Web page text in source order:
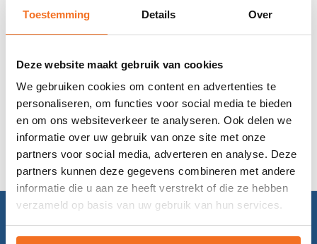
Toestemming Details Over
Deze website maakt gebruik van cookies
We gebruiken cookies om content en advertenties te
personaliseren, om functies voor social media te bieden
en om ons websiteverkeer te analyseren. Ook delen we
informatie over uw gebruik van onze site met onze
partners voor social media, adverteren en analyse. Deze
partners kunnen deze gegevens combineren met andere
informatie die u aan ze heeft verstrekt of die ze hebben
verzameld op basis van uw gebruik van hun services.
Contant betaling bij levering is pinnen tevens mogelijk. Als
dat onze chauffeur de bestelling komt bezorgen. De klant
is ervoor verantwoordelijk dit bedraggepast contant
betalen. Eventuele wisselgelden kunnen hierdoor niet
naderhand op Boxspringvoorraad worden verhaald.
Overmaken via de bank is tevens een mogelijkheid indien er
bewijs is van betaling voor de chauffeur.